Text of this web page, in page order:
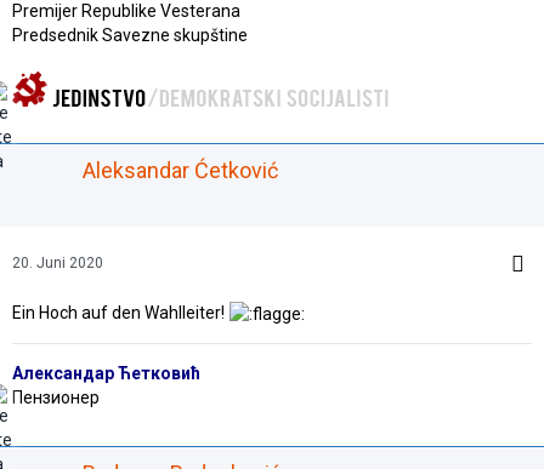
Premijer Republike Vesterana
Predsednik Savezne skupštine
Aleksandar Ćetković
20. Juni 2020
Ein Hoch auf den Wahlleiter!
Александар Ћетковић
Пензионер